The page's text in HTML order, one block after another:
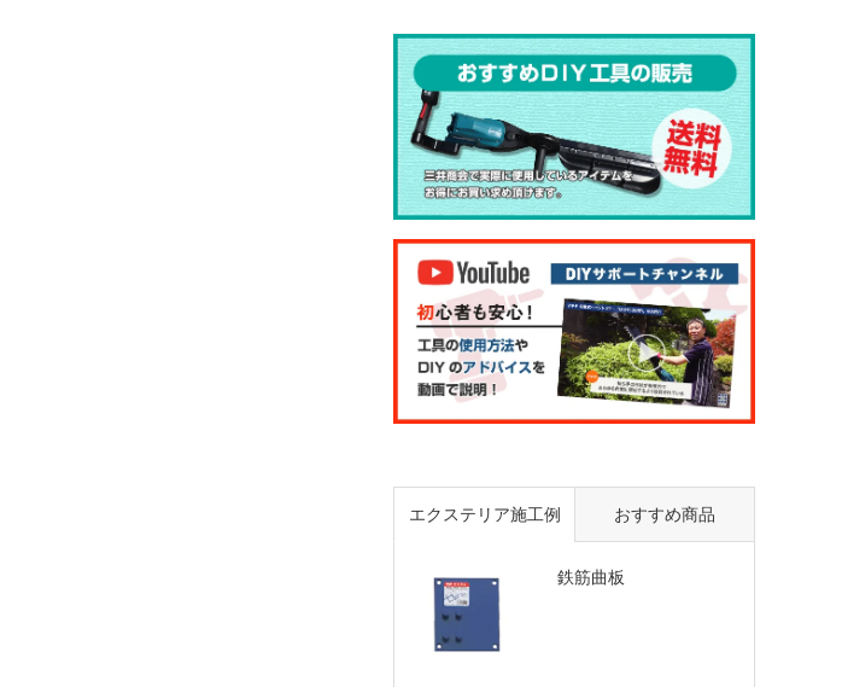
エクステリア施工例 おすすめ商品
鉄筋曲板